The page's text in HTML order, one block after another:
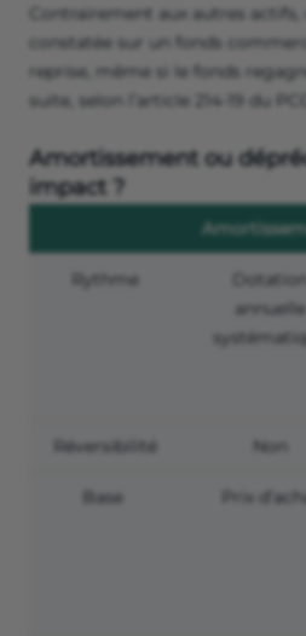
Contrairement aux autres
constatée sur un fonds
reprise, même si le fonds
suite, selon l’article 214-19 du PCG.
Amortissement ou
impact ?
Rythme
Dotation
annuelle
Réversibilité Non
Base Prix